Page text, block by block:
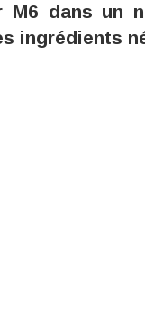
M6 dans un
ingrédients